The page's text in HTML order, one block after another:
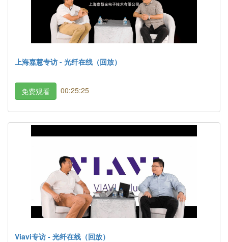
上海嘉慧专访 - 光纤在线（回放）
免费观看 00:25:25
Viavi专访 - 光纤在线（回放）